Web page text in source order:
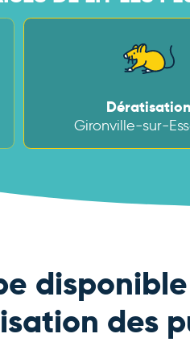
Dératisation
Gironville-sur-
des